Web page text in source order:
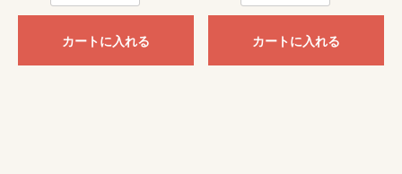
カートに入れる カートに入れる